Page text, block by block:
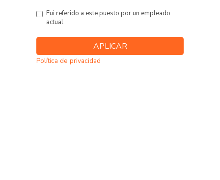
Fui referido a este puesto por un empleado
actual
Política de privacidad